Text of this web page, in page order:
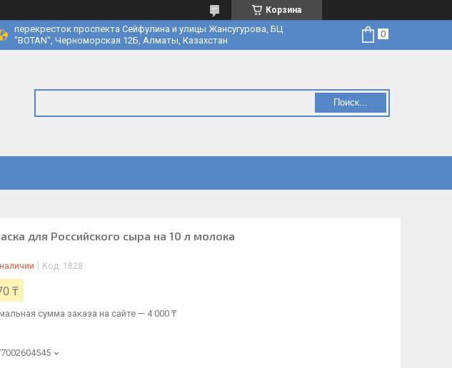
Корзина
перекресток проспекта Сейфулина и улицы Жансугурова, БЦ
"BOTAN", Черноморская 12Б, Алматы, Казахстан
Поиск...
для Российского сыра на 10 л молока
Код: 1828
₸
сумма заказа на сайте — 4 000 ₸